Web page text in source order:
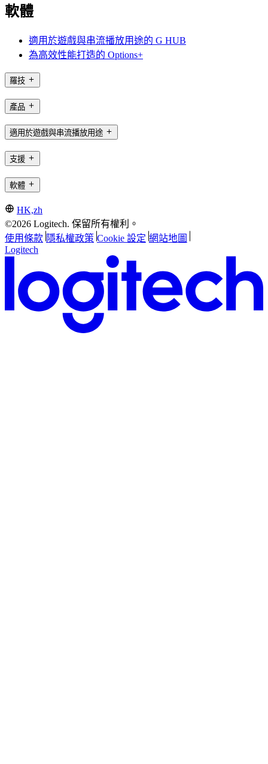
軟體
適用於遊戲與串流播放用途的 G HUB
為高效性能打造的 Options+
羅技
產品
適用於遊戲與串流播放用途
支援
軟體
HK,zh
©2026 Logitech. 保留所有權利。
使用條款 隱私權政策 Cookie 設定 網站地圖
Logitech